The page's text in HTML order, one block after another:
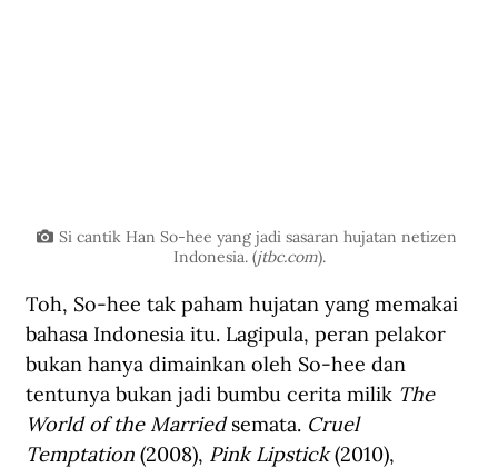
Si cantik Han So-hee yang jadi sasaran hujatan netizen
Indonesia. (jtbc.com).
Toh, So-hee tak paham hujatan yang memakai
bahasa Indonesia itu. Lagipula, peran pelakor
bukan hanya dimainkan oleh So-hee dan
tentunya bukan jadi bumbu cerita milik The
World of the Married semata. Cruel
Temptation (2008), Pink Lipstick (2010),